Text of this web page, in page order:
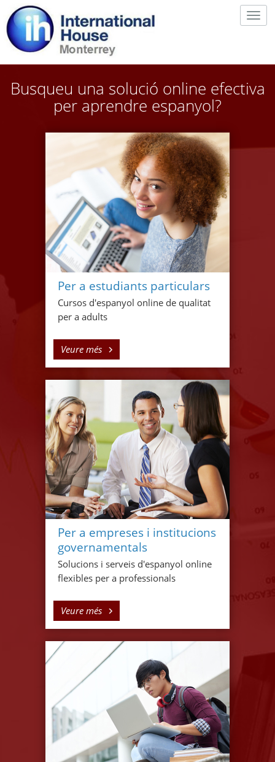
Busqueu una solució online efectiva
per aprendre espanyol?
Per a estudiants particulars
Cursos d'espanyol online de qualitat
per a adults
Veure més
Per a empreses i institucions
governamentals
Solucions i serveis d'espanyol online
flexibles per a professionals
Veure més